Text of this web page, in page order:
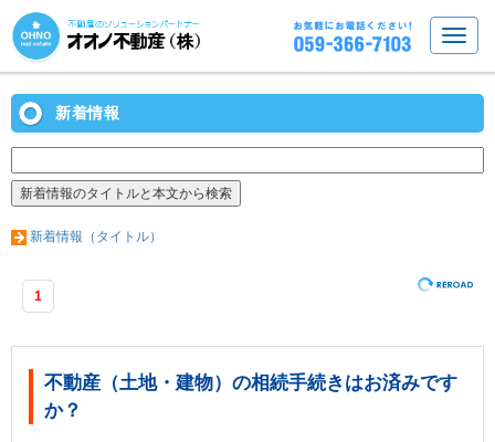
新着情報
新着情報（タイトル）
1
不動産（土地・建物）の相続手続きはお済みです
か？